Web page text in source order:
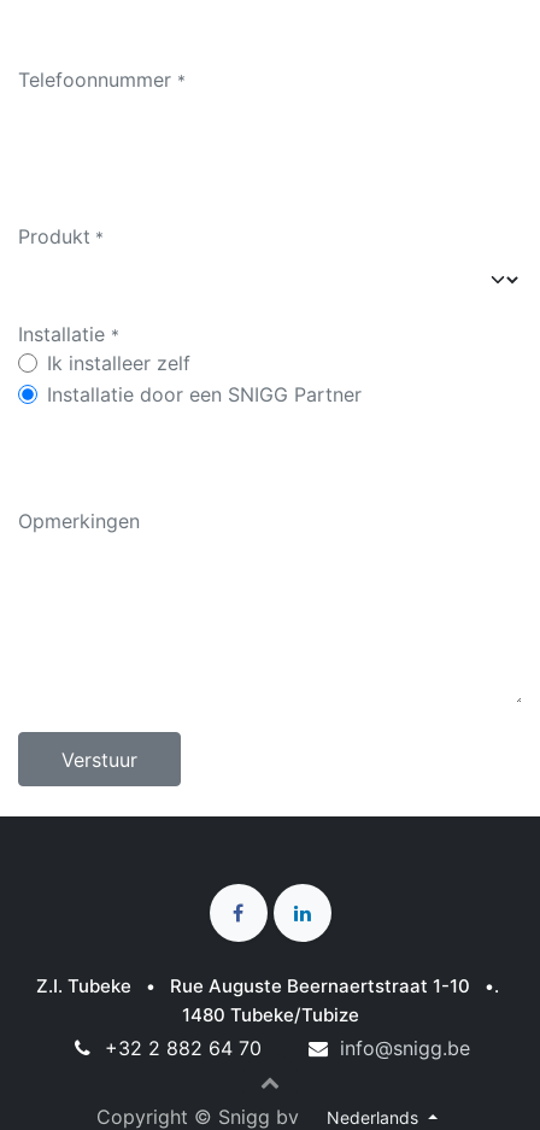
Telefoonnummer *
Produkt *
Installatie *
Ik installeer zelf
Installatie door een SNIGG Partner
Opmerkingen
Verstuur
Z.I. Tubeke • Rue Auguste Beernaertstraat 1-10 •.
1480 Tubeke/Tubize
+32 2 882 64 70 info@snigg.be
Copyright © Snigg bv Nederlands